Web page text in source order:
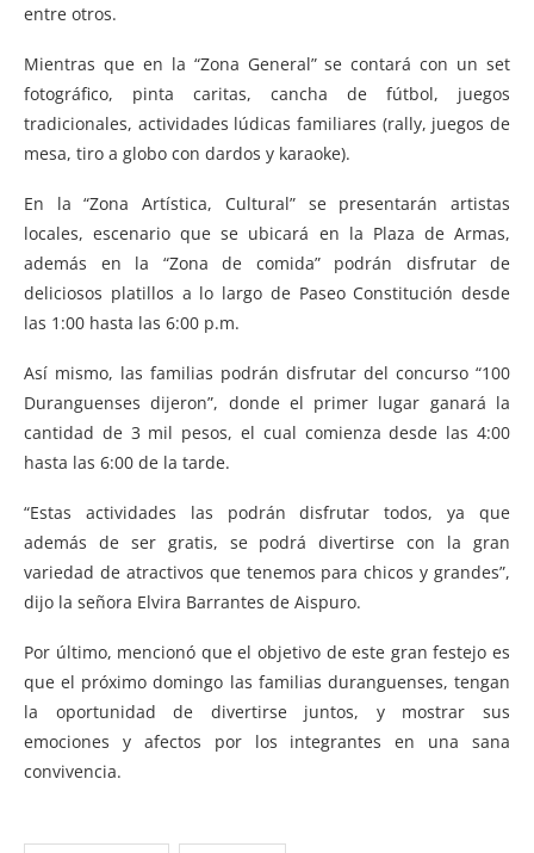
entre otros.
Mientras que en la “Zona General” se contará con un set
fotográfico, pinta caritas, cancha de fútbol, juegos
tradicionales, actividades lúdicas familiares (rally, juegos de
mesa, tiro a globo con dardos y karaoke).
En la “Zona Artística, Cultural” se presentarán artistas
locales, escenario que se ubicará en la Plaza de Armas,
además en la “Zona de comida” podrán disfrutar de
deliciosos platillos a lo largo de Paseo Constitución desde
las 1:00 hasta las 6:00 p.m.
Así mismo, las familias podrán disfrutar del concurso “100
Duranguenses dijeron”, donde el primer lugar ganará la
cantidad de 3 mil pesos, el cual comienza desde las 4:00
hasta las 6:00 de la tarde.
“Estas actividades las podrán disfrutar todos, ya que
además de ser gratis, se podrá divertirse con la gran
variedad de atractivos que tenemos para chicos y grandes”,
dijo la señora Elvira Barrantes de Aispuro.
Por último, mencionó que el objetivo de este gran festejo es
que el próximo domingo las familias duranguenses, tengan
la oportunidad de divertirse juntos, y mostrar sus
emociones y afectos por los integrantes en una sana
convivencia.